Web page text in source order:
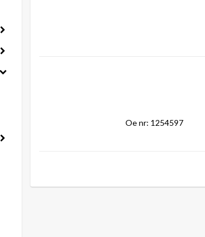
Oe nr: 1254597